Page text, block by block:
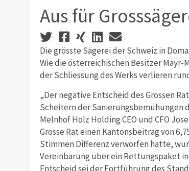
Aus für
Die grösste Sägerei der Schweiz in
Wie die österreichischen Besitzer
der Schliessung des Werks verlieren
„Der negative Entscheid des Grossen
Scheitern der Sanierungsbemühungen
Melnhof Holz Holding CEO und CFO
Grosse Rat einen Kantonsbeitrag von
Stimmen Differenz verworfen hatte,
Vereinbarung über ein Rettungspaket
Entscheid sei der Fortführung des